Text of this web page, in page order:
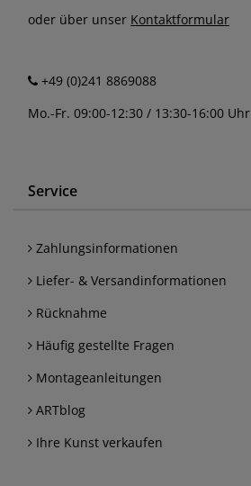
oder über unser Kontaktformular
+49 (0)241 8869088
Mo.-Fr. 09:00-12:30 / 13:30-16:00 Uhr
Service
Zahlungsinformationen
Liefer- & Versandinformationen
Rücknahme
Häufig gestellte Fragen
Montageanleitungen
ARTblog
Ihre Kunst verkaufen